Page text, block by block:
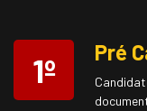
1º Pré